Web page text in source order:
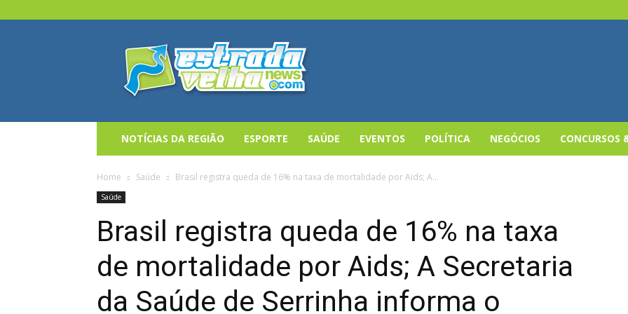
Estrada
Velha
News
NOTÍCIAS DA REGIÃO ESPORTE SAÚDE EVENTOS POLÍTICA NEGÓCIOS CONCURSOS
Home Saúde Brasil registra queda de 16% na taxa de mortalidade por Aids; A...
Saúde
Brasil registra queda de 16% na taxa
de mortalidade por Aids; A Secretaria
da Saúde de Serrinha informa o